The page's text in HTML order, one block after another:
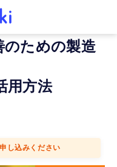
のための製造
用方法
し込みください